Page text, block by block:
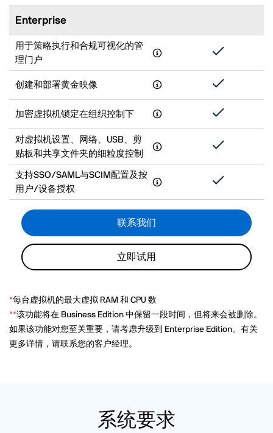
Enterprise
用于策略执行和合规可视化的管
理门户
创建和部署黄金映像
加密虚拟机锁定在组织控制下
对虚拟机设置、网络、USB、剪
贴板和共享文件夹的细粒度控制
支持SSO/SAML与SCIM配置及按
用户/设备授权
联系我们
立即试用
*每台虚拟机的最大虚拟 RAM 和 CPU 数
**该功能将在 Business Edition 中保留一段时间，但将来会被删除。
如果该功能对您至关重要，请考虑升级到 Enterprise Edition。有关
更多详情，请联系您的客户经理。
系统要求